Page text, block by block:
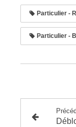
Particulier -
Particulier -